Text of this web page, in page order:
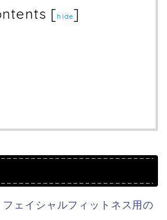
[hide]
ェイシャルフィットネス用の